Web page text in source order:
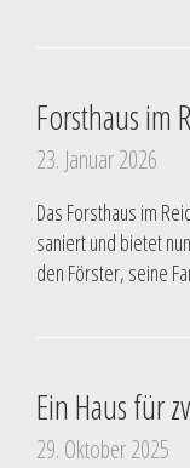
Forsthaus im
23. Januar 2026
Das Forsthaus im
saniert und bietet
den Förster, seine
Ein Haus für
29. Oktober 2025